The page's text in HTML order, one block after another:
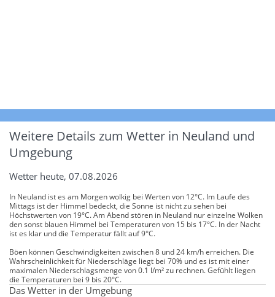
Weitere Details zum Wetter in Neuland und
Umgebung
Wetter heute, 07.08.2026
In Neuland ist es am Morgen wolkig bei Werten von 12°C. Im Laufe des
Mittags ist der Himmel bedeckt, die Sonne ist nicht zu sehen bei
Höchstwerten von 19°C. Am Abend stören in Neuland nur einzelne Wolken
den sonst blauen Himmel bei Temperaturen von 15 bis 17°C. In der Nacht
ist es klar und die Temperatur fällt auf 9°C.
Böen können Geschwindigkeiten zwischen 8 und 24 km/h erreichen. Die
Wahrscheinlichkeit für Niederschläge liegt bei 70% und es ist mit einer
maximalen Niederschlagsmenge von 0.1 l/m² zu rechnen. Gefühlt liegen
die Temperaturen bei 9 bis 20°C.
Das Wetter in der Umgebung